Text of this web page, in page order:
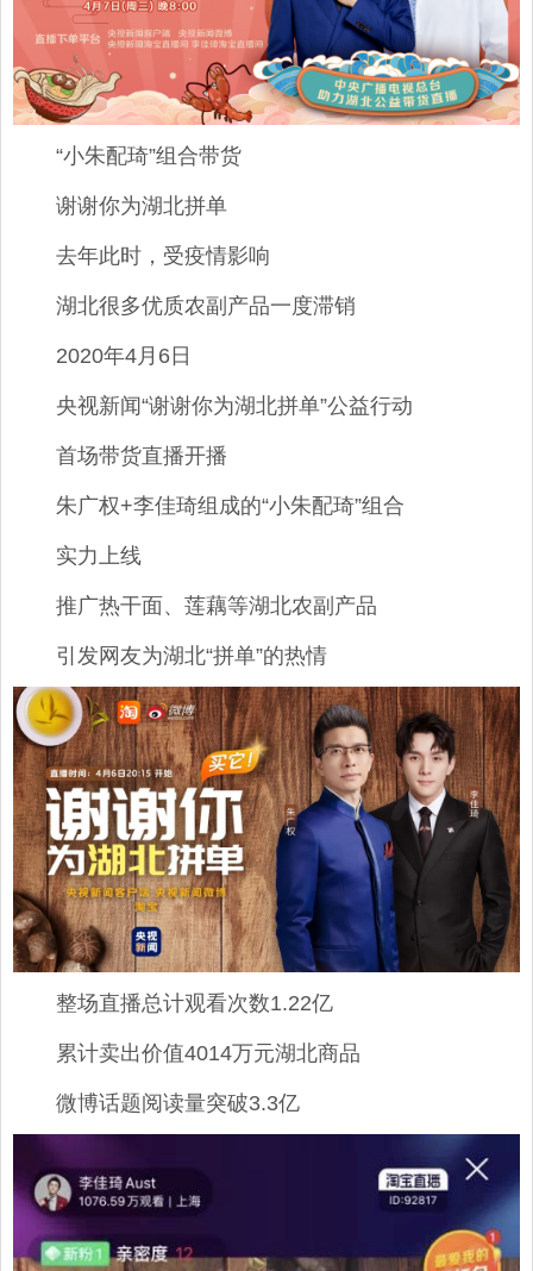
“小朱配琦”组合带货
谢谢你为湖北拼单
去年此时，受疫情影响
湖北很多优质农副产品一度滞销
2020年4月6日
央视新闻“谢谢你为湖北拼单”公益行动
首场带货直播开播
朱广权+李佳琦组成的“小朱配琦”组合
实力上线
推广热干面、莲藕等湖北农副产品
引发网友为湖北“拼单”的热情
整场直播总计观看次数1.22亿
累计卖出价值4014万元湖北商品
微博话题阅读量突破3.3亿